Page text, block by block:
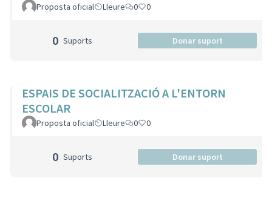
Proposta oficial Lleure 0 0
0 Suports Donar suport
ESPAIS DE SOCIALITZACIÓ A L'ENTORN
ESCOLAR
Proposta oficial Lleure 0 0
0 Suports Donar suport